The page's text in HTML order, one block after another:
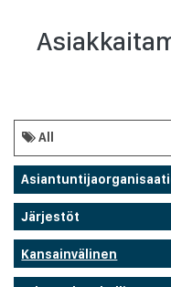
All
Järjestöt
Kansainvälinen